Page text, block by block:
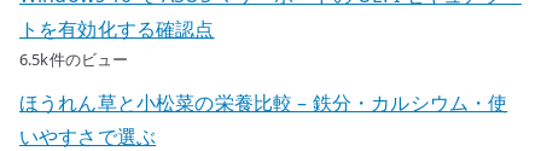
トを有効化する確認点
6.5k件のビュー
ほうれん草と小松菜の栄養比較 – 鉄分・カルシウム・使
いやすさで選ぶ